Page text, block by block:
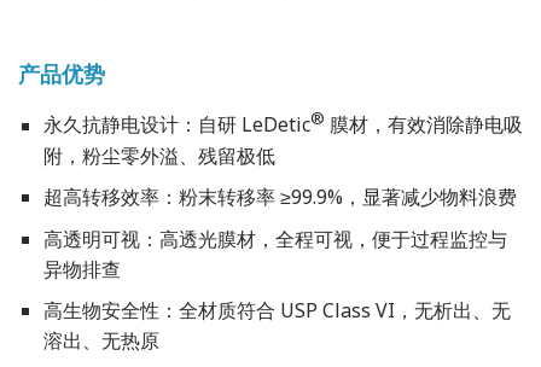
产品优势
永久抗静电设计：自研 LeDetic® 膜材，有效消除静电吸
附，粉尘零外溢、残留极低
超高转移效率：粉末转移率 ≥99.9%，显著减少物料浪费
高透明可视：高透光膜材，全程可视，便于过程监控与
异物排查
高生物安全性：全材质符合 USP Class VI，无析出、无
溶出、无热原